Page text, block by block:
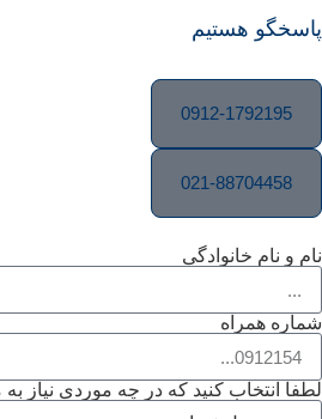
پاسخگو هستیم
0912-1792195
021-88704458
نام و نام خانوادگی
شماره همراه
لطفا انتخاب کنید که در چه موردی نیاز به